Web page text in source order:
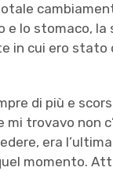
lo stomaco, la
in cui ero stato
di più e
mi trovavo non
era
momento.